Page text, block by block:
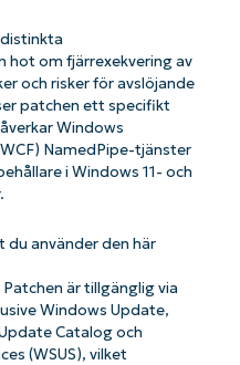
hot om fjärrexekvering av
och risker för avslöjande
patchen ett specifikt
Windows
NamedPipe-tjänster
i Windows 11- och
använder den här
är tillgänglig via
Windows Update,
Catalog och
(WSUS), vilket